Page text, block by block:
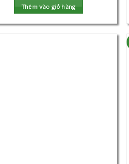
Thêm vào giỏ hàng